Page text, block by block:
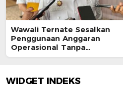
Wawali Ternate Sesalkan
Penggunaan Anggaran
Operasional Tanpa
Sepengetahuannya
WIDGET INDEKS